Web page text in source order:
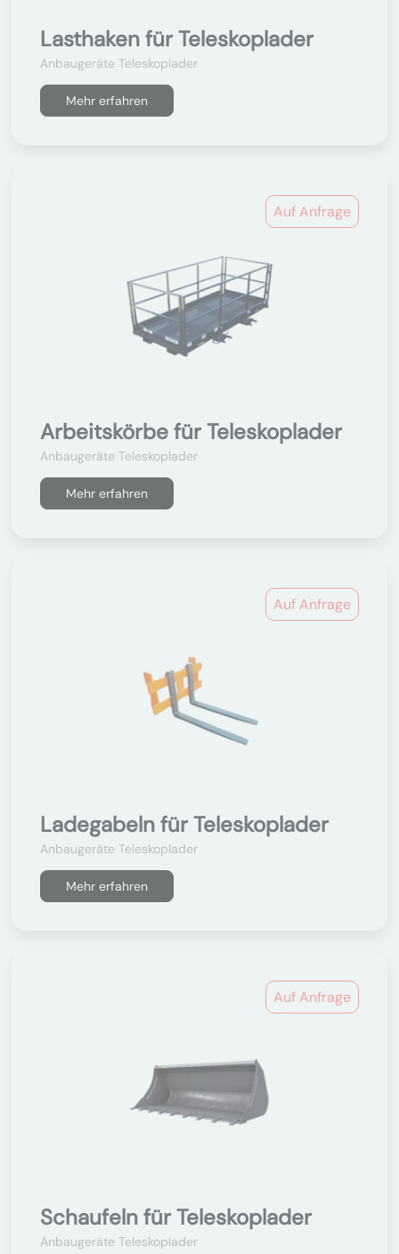
Lasthaken für Teleskoplader
Anbaugeräte Teleskoplader
Mehr erfahren
Auf Anfrage
Arbeitskörbe für Teleskoplader
Anbaugeräte Teleskoplader
Mehr erfahren
Auf Anfrage
Ladegabeln für Teleskoplader
Anbaugeräte Teleskoplader
Mehr erfahren
Auf Anfrage
Schaufeln für Teleskoplader
Anbaugeräte Teleskoplader